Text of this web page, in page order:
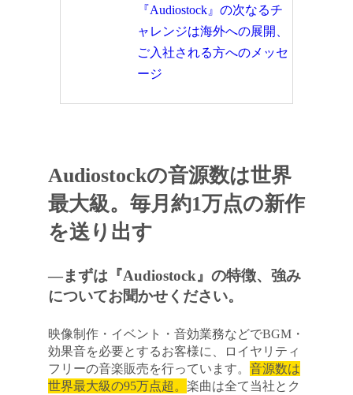
『Audiostock』の次なるチ
ャレンジは海外への展開、
ご入社される方へのメッセ
ージ
Audiostockの音源数は世界
最大級。毎月約1万点の新作
を送り出す
―まずは『Audiostock』の特徴、強み
についてお聞かせください。
映像制作・イベント・音効業務などでBGM・
効果音を必要とするお客様に、ロイヤリティ
フリーの音楽販売を行っています。 音源数は
世界最大級の95万点超。 楽曲は全て当社とク